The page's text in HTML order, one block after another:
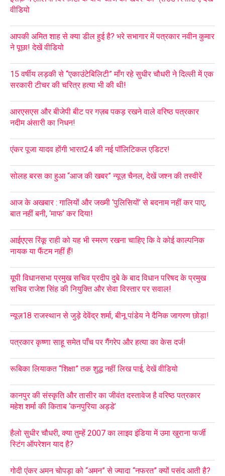
वीडियो
आपकी अमित शाह से क्या डील हुई है? भरे सभागार में पत्रकार नवीन कुमार
ने पूछा! देखें वीडियो
15 वर्षीय लड़की से “एकाउंटेबिलिटी” माँग रहे सुधीर चौधरी ने दिल्ली में एक
सरकारी टीचर की चरित्र हत्या भी की थी!
आरएसएस और बीजेपी बीट पर गज़ब पकड़ रखने वाले वरिष्ठ पत्रकार
नदीम अंसारी का निधन!
एंकर पूजा यादव होंगी भारत24 की नई पॉलिटिकल एडिटर!
सोलह बरस का हुआ “आज की खबर” न्यूज़ चैनल, देखें जश्न की तस्वीरें
आज के अखबार : गालियों और जख्मी ‘पुलिसियों’ से बदनाम नहीं कर पाए,
बात नहीं बनी, ‘माफ’ कर दिया!
आईएएस रिंकू राही को यह भी स्मरण रखना चाहिए कि वे कोई काल्पनिक
नायक या फैंटम नहीं हैं!
यूपी विधानसभा प्रमुख सचिव प्रदीप दुबे के बाद विधान परिषद के प्रमुख
सचिव राजेश सिंह की नियुक्ति और सेवा विस्तार पर सवाल!
न्यूज़18 राजस्थान से जुड़े देवेंद्र शर्मा, बीनू पांडेय ने दैनिक जागरण छोड़ा!
पत्रकार कृष्णा साहू समेत पाँच पर गैंगरेप और हत्या का केस दर्ज!
रूबिका लियाकत “शिक्षा” तक शुद्ध नहीं लिख पाई, देखें वीडियो
कानपुर की संस्कृति और तासीर का जीवंत दस्तावेज है वरिष्ठ पत्रकार
महेश शर्मा की किताब ‘कनपुरिया अड्डे’
हैलो सुधीर चौधरी, क्या तुम्हें 2007 का लाइव इंडिया में उमा खुराना फर्जी
स्टिंग ऑपरेशन याद है?
गोदी एंकर अमन चोपड़ा को “अमन” से ज्यादा “नफरत” क्यों पसंद आती है?